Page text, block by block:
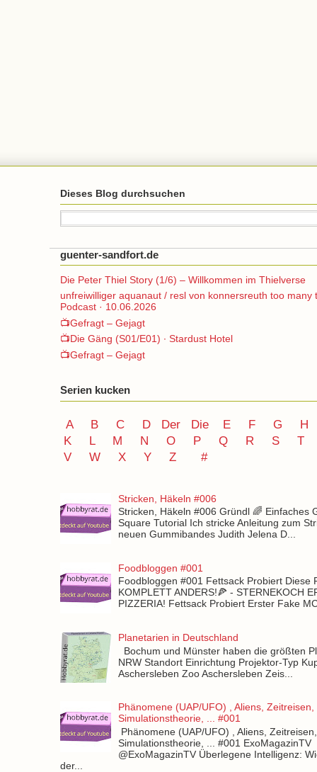
Dieses Blog durchsuchen
guenter-sandfort.de
Die Peter Thiel Story (1/6) – Willkommen im Thielverse
unfreiwilliger aquanaut / resl von konnersreuth too many
Podcast · 10.06.2026
📺Gefragt – Gejagt
📺Die Gäng (S01/E01) ∙ Stardust Hotel
📺Gefragt – Gejagt
Serien kucken
A B C D Der Die E F G
H
K
L M N O P Q R S
T
V
W X Y Z #
Stricken, Häkeln #006
Stricken, Häkeln #006 Gründl 🌈 Einfaches
Square Tutorial Ich stricke Anleitung zum
neuen Gummibandes Judith Jelena D...
Foodbloggen #001
Foodbloggen #001 Fettsack Probiert Diese
KOMPLETT ANDERS!🍕 - STERNEKOCH
PIZZERIA! Fettsack Probiert Erster Fake
Planetarien in Deutschland
Bochum und Münster haben die größten
NRW Standort Einrichtung Projektor-Typ
Aschersleben Zoo Aschersleben Zeis...
Phänomene (UAP/UFO) , Aliens, Zeitreisen,
Simulationstheorie, ... #001
Phänomene (UAP/UFO) , Aliens, Zeitreisen,
Simulationstheorie, ... #001 ExoMagazinTV
@ExoMagazinTV Überlegene Intelligenz:
der...